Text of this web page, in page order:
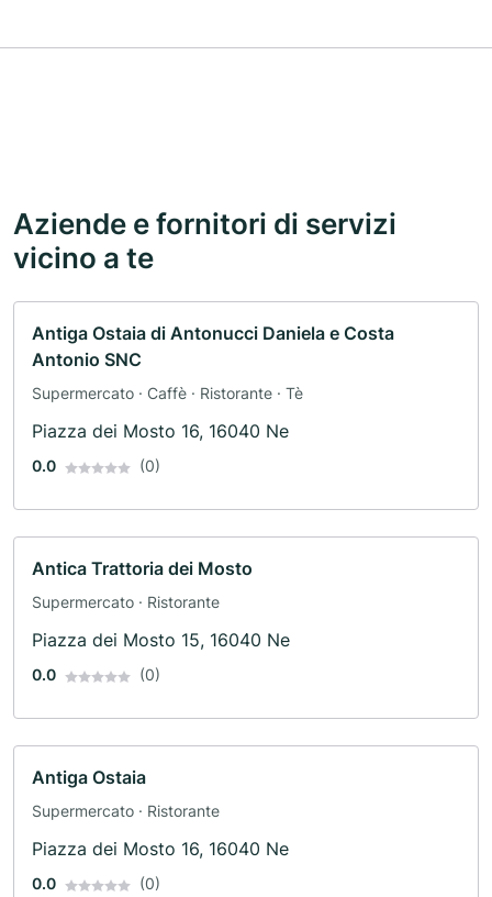
Aziende e fornitori di servizi
vicino a te
Antiga Ostaia di Antonucci Daniela e Costa
Antonio SNC
Supermercato · Caffè · Ristorante · Tè
Piazza dei Mosto 16, 16040 Ne
0.0 (0)
Antica Trattoria dei Mosto
Supermercato · Ristorante
Piazza dei Mosto 15, 16040 Ne
0.0 (0)
Antiga Ostaia
Supermercato · Ristorante
Piazza dei Mosto 16, 16040 Ne
0.0 (0)